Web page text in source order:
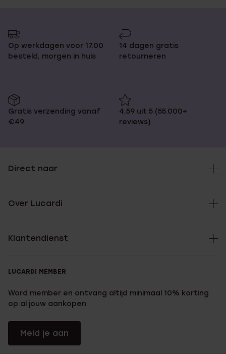
Op werkdagen voor 17.00
besteld, morgen in huis
14 dagen gratis
retourneren
Gratis verzending vanaf
€49
4,59 uit 5 (55.000+
reviews)
Direct naar
Over Lucardi
Klantendienst
LUCARDI MEMBER
Word member en ontvang altijd minimaal 10% korting
op al jouw aankopen
Meld je aan